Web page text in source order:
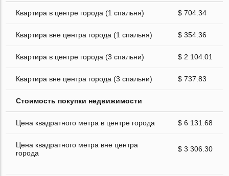
Квартира в центре города (1 спальня) $ 704.34
Квартира вне центра города (1 спальня) $ 354.36
Квартира в центре города (3 спальни) $ 2 104.01
Квартира вне центра города (3 спальни) $ 737.83
Стоимость покупки недвижимости
Цена квадратного метра в центре города $ 6 131.68
Цена квадратного метра вне центра
города
$ 3 306.30